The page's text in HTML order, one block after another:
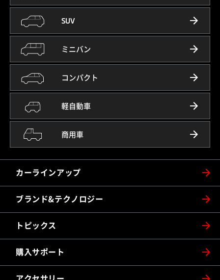
カーラインアップ
SUV
ミニバン
コンパクト
軽自動車
商用車
ブランド&テクノロジー
トピックス
購入サポート
アクセサリー